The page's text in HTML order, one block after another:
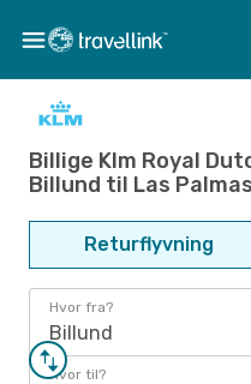
Billige Klm Royal
Billund til Las Palmas
Returflyvning
Hvor fra?
Billund
Hvor til?